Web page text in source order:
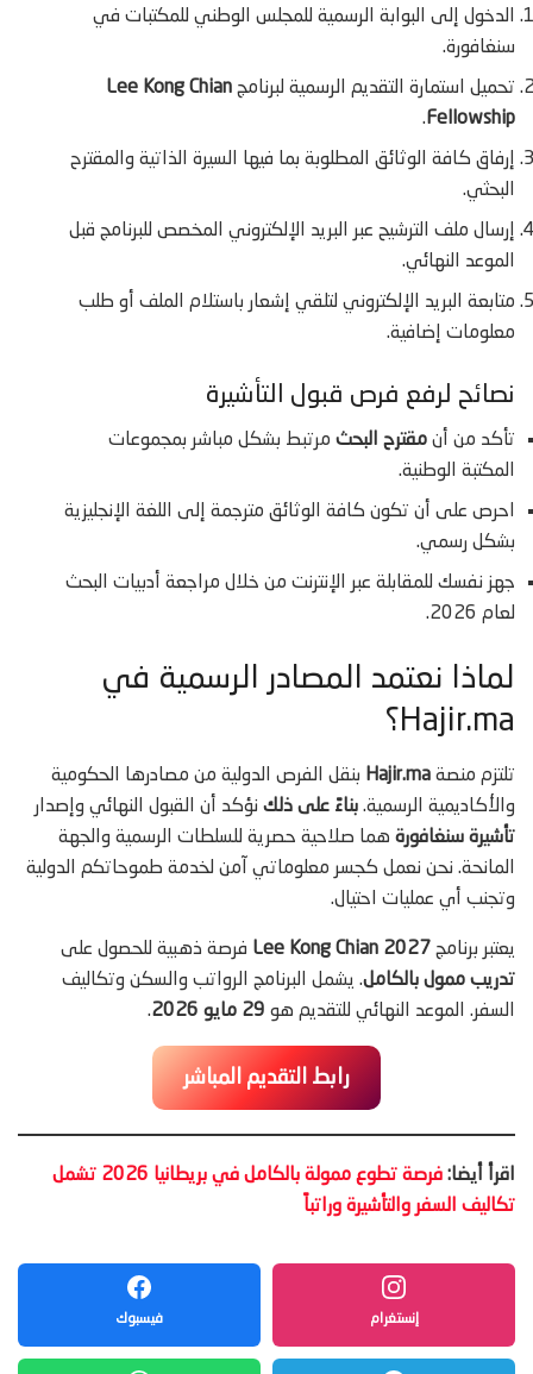
الدخول إلى البوابة الرسمية للمجلس الوطني للمكتبات في
سنغافورة.
تحميل استمارة التقديم الرسمية لبرنامج Lee Kong Chian
Fellowship
.
إرفاق كافة الوثائق المطلوبة بما فيها السيرة الذاتية والمقترح
البحثي.
إرسال ملف الترشيح عبر البريد الإلكتروني المخصص للبرنامج قبل
الموعد النهائي.
متابعة البريد الإلكتروني لتلقي إشعار باستلام الملف أو طلب
معلومات إضافية.
نصائح لرفع فرص قبول التأشيرة
تأكد من أن مقترح البحث مرتبط بشكل مباشر بمجموعات
المكتبة الوطنية.
احرص على أن تكون كافة الوثائق مترجمة إلى اللغة الإنجليزية
بشكل رسمي.
جهز نفسك للمقابلة عبر الإنترنت من خلال مراجعة أدبيات البحث
لعام 2026.
لماذا نعتمد المصادر الرسمية في
Hajir.ma؟
تلتزم منصة Hajir.ma بنقل الفرص الدولية من مصادرها الحكومية
والأكاديمية الرسمية. بناءً على ذلك نؤكد أن القبول النهائي وإصدار
تأشيرة سنغافورة هما صلاحية حصرية للسلطات الرسمية والجهة
المانحة. نحن نعمل كجسر معلوماتي آمن لخدمة طموحاتكم الدولية
وتجنب أي عمليات احتيال.
يعتبر برنامج Lee Kong Chian 2027 فرصة ذهبية للحصول على
تدريب ممول بالكامل. يشمل البرنامج الرواتب والسكن وتكاليف
السفر. الموعد النهائي للتقديم هو 29 مايو 2026 .
رابط التقديم المباشر
اقرأ أيضا:
فرصة تطوع ممولة بالكامل في بريطانيا 2026 تشمل
تكاليف السفر والتأشيرة وراتباً
فيسبوك إنستغرام